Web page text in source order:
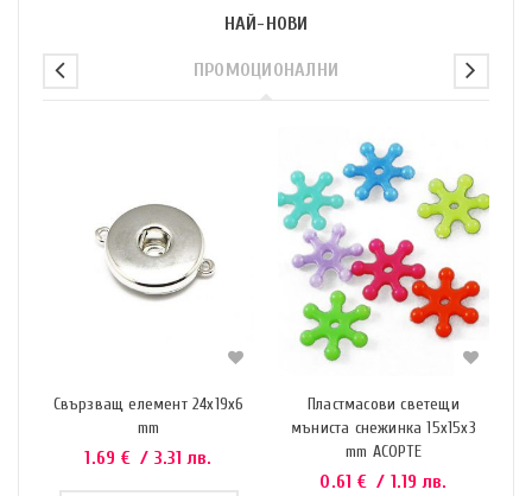
НАЙ-НОВИ
ПРОМОЦИОНАЛНИ
Свързващ елемент 24х19х6
mm
1.69 € / 3.31 лв.
Пластмасови светещи
мъниста снежинка 15x15x3
mm АСОРТЕ
0.61 € / 1.19 лв.